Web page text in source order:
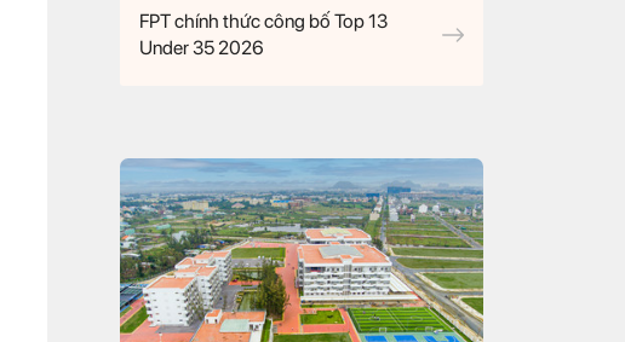
FPT chính thức công bố Top 13
Under 35 2026